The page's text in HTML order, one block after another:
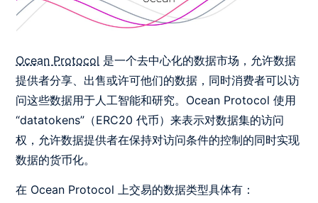
Ocean Protocol 是一个去中心化的数据市场，允许数据
提供者分享、出售或许可他们的数据，同时消费者可以访
问这些数据用于人工智能和研究。Ocean Protocol 使用
“datatokens”（ERC20 代币）来表示对数据集的访问
权，允许数据提供者在保持对访问条件的控制的同时实现
数据的货币化。
在 Ocean Protocol 上交易的数据类型具体有：